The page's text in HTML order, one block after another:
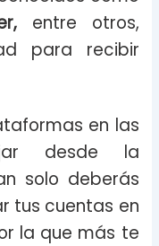
entre otros,
para recibir
en las
desde la
solo deberás
tus cuentas en
la que más te